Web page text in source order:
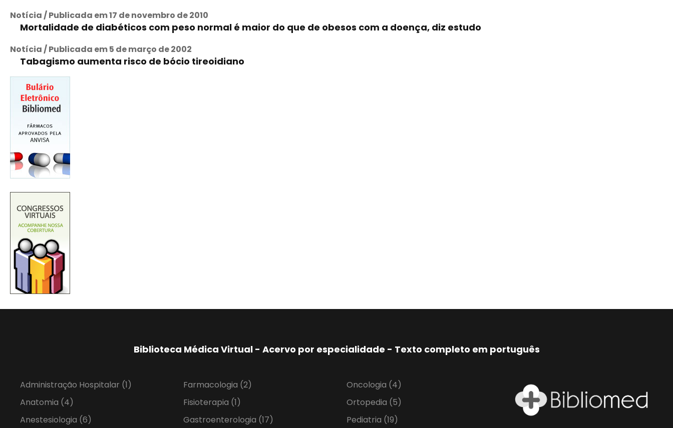
Notícia / Publicada em 17 de novembro de 2010
Mortalidade de diabéticos com peso normal é maior do que de obesos com a doença, diz estudo
Notícia / Publicada em 5 de março de 2002
Tabagismo aumenta risco de bócio tireoidiano
Biblioteca Médica Virtual - Acervo por especialidade - Texto completo em português
Administração Hospitalar (1)
Anatomia (4)
Anestesiologia (6)
Farmacologia (2)
Fisioterapia (1)
Gastroenterologia (17)
Oncologia (4)
Ortopedia (5)
Pediatria (19)